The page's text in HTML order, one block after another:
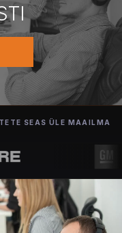
SEAS ÜLE MAAILMA